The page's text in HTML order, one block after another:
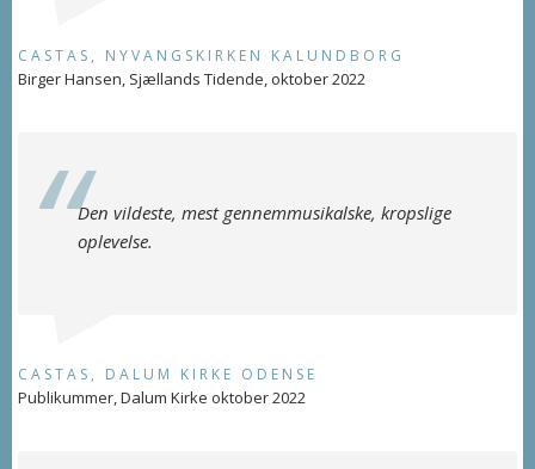
CASTAS, NYVANGSKIRKEN KALUNDBORG
Birger Hansen, Sjællands Tidende, oktober 2022
Den vildeste, mest gennemmusikalske, kropslige
oplevelse.
CASTAS, DALUM KIRKE ODENSE
Publikummer, Dalum Kirke oktober 2022